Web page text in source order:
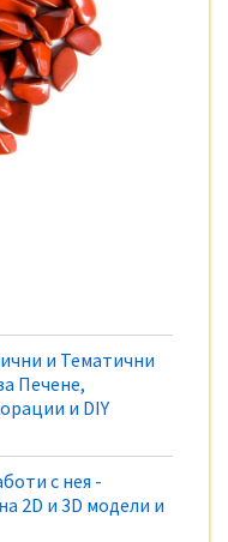
и Тематични
Печене,
и DIY
с нея -
2D и 3D модели и